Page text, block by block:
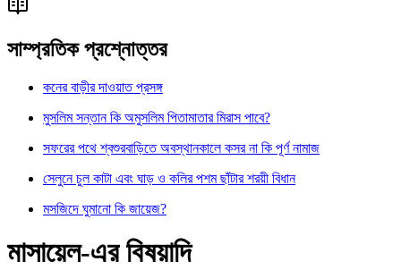
সাম্প্রতিক প্রশ্নোত্তর
কনের বাড়ীর দাওয়াত প্রসঙ্গ
মুসলিম সন্তান কি অমুসলিম পিতামাতার মিরাস পাবে?
সফরের পথে শ্বশুরবাড়িতে অবস্থানকালে কসর না কি পূর্ণ নামাজ
সেলুনে চুল কাটা এবং ঘাড় ও কলির পশম ছাঁটার শরয়ী বিধান
মসজিদে ঘুমানো কি জায়েজ?
মাসায়েল-এর বিষয়াদি